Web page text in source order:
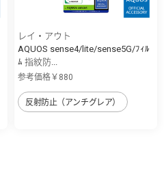
レイ・アウト
AQUOS sense4/lite/sense5G/ﾌｨﾙ
ﾑ 指紋防...
参考価格￥880
反射防止（アンチグレア）